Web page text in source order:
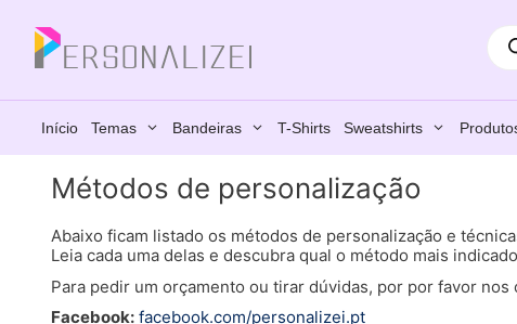
conteúdo
Início Temas Bandeiras T-Shirts Sweatshirts
Métodos de personalização
Abaixo ficam listado os métodos de personalização e
Leia cada uma delas e descubra qual o método mais
Para pedir um orçamento ou tirar dúvidas, por por favor
Facebook: facebook.com/personalizei.pt